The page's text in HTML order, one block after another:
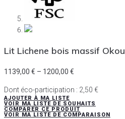
Lit Lichene bois massif
1139,00 € – 1200,00 €
Dont éco-participation : 2,50 €
AJOUTER À MA LISTE
VOIR MA LISTE DE SOUHAITS
COMPARER CE PRODUIT
VOIR MA LISTE DE COMPARAISON